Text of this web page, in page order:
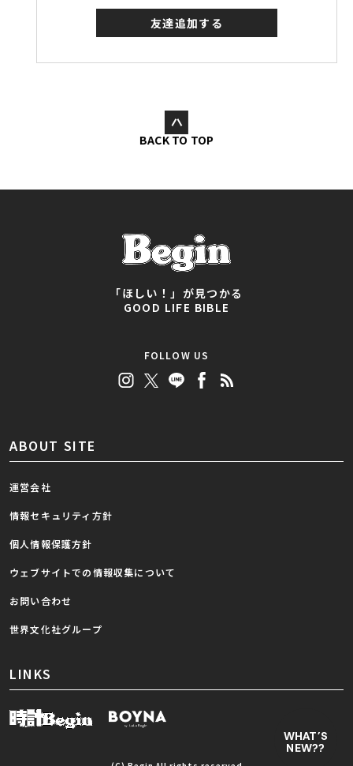
WHAT’S
NEW??
友達追加する
BACK TO TOP
「ほしい！」が見つかる
GOOD LIFE BIBLE
FOLLOW US
ABOUT SITE
運営会社
情報セキュリティ方針
個人情報保護方針
ウェブサイトでの情報収集について
お問い合わせ
世界文化社グループ
LINKS